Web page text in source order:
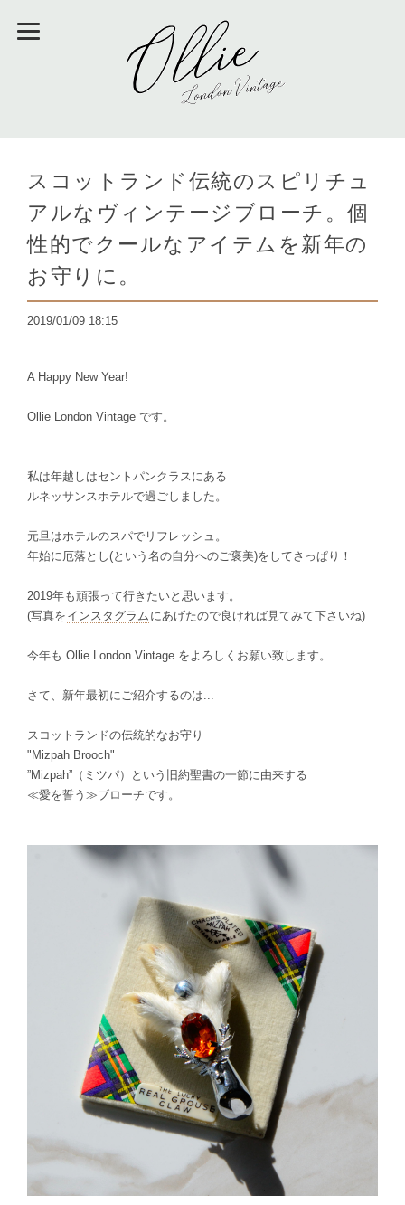
スコットランド伝統のスピリチュ
アルなヴィンテージブローチ。個
性的でクールなアイテムを新年の
お守りに。
2019/01/09 18:15
A Happy New Year!
Ollie London Vintage です。
私は年越しはセントパンクラスにある
ルネッサンスホテルで過ごしました。
元旦はホテルのスパでリフレッシュ。
年始に厄落とし(という名の自分へのご褒美)をしてさっぱり！
2019年も頑張って行きたいと思います。
(写真を インスタグラム にあげたので良ければ見てみて下さいね)
今年も Ollie London Vintage をよろしくお願い致します。
さて、新年最初にご紹介するのは...
スコットランドの伝統的なお守り
"Mizpah Brooch"
”Mizpah”（ミツパ）という旧約聖書の一節に由来する
≪愛を誓う≫ブローチです。